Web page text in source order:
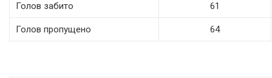
Голов забито 61
Голов пропущено 64